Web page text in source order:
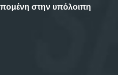
στην υπόλοιπη